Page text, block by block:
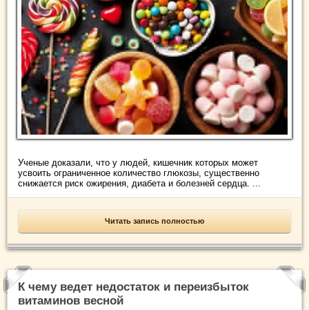
Ученые доказали, что у людей, кишечник которых может
усвоить ограниченное количество глюкозы, существенно
снижается риск ожирения, диабета и болезней сердца. ...
Читать запись полностью
К чему ведет недостаток и переизбыток
витаминов весной